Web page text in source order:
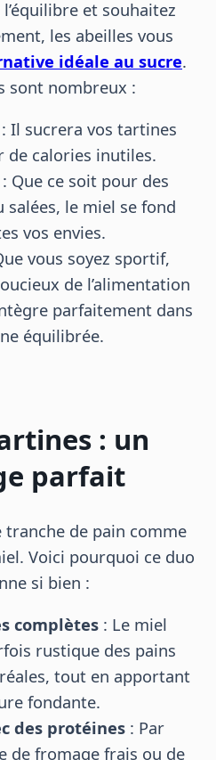
et souhaitez
les abeilles vous
idéale au sucre.
sont nombreux :
: Il sucrera vos tartines
de calories inutiles.
: Que ce soit pour des
le miel se fond
vos envies.
vous soyez sportif,
de l’alimentation
parfaitement dans
équilibrée.
: un
parfait
tranche de pain comme
Voici pourquoi ce duo
si bien :
complètes : Le miel
rustique des pains
tout en apportant
fondante.
des protéines: Par
de fromage frais ou de